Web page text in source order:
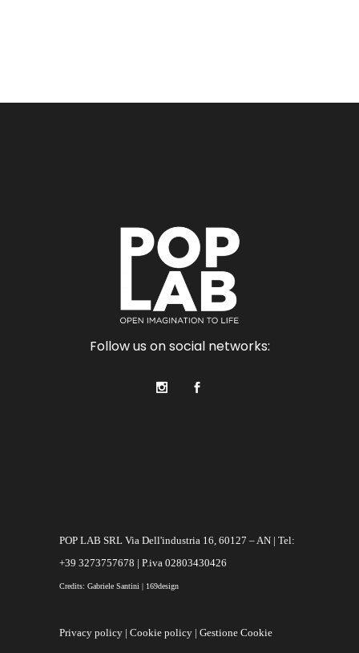
Follow us on social networks:
POP LAB SRL Via Dell'industria 16, 60127 – AN | Tel:
+39 3273757678 | P.iva 02803430426
Credits: Gabriele Santini | 169design
Privacy policy | Cookie policy | Gestione Cookie